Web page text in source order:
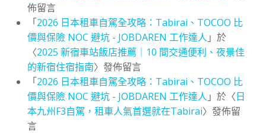
佈留言
「2026 日本租車自駕全攻略：Tabirai、TOCOO 比
價與保險 NOC 避坑 - JOBDAREN 工作達人 」於
〈2025 新宿車站飯店推薦｜10 間交通便利、夜景佳
的新宿住宿指南〉發佈留言
「2026 日本租車自駕全攻略：Tabirai、TOCOO 比
價與保險 NOC 避坑 - JOBDAREN 工作達人 」於〈日
本九州F3自駕，租車人氣首選就在Tabirai〉發佈留
言